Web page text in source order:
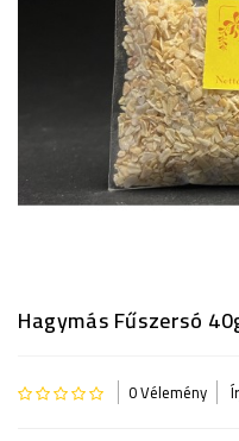
SÓKOZMETIKUMOK
SÓKÜLÖNLEGESSÉGEK
KISOKOS
Hagymás Fűszersó
0 Vélemény